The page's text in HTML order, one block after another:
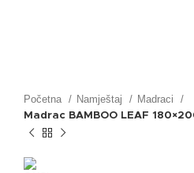
Početna Namještaj Madraci
Madrac BAMBOO LEAF